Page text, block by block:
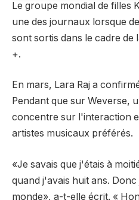
Le groupe mondial de filles
une des journaux lorsque
sont sortis dans le cadre de
+.
En mars, Lara Raj a
Pendant que sur Weverse,
concentre sur l'interaction
artistes musicaux préférés.
«Je savais que j'étais à
quand j'avais huit ans.
monde», a-t-elle écrit. «